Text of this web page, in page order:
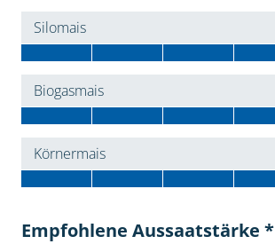
Silomais
Biogasmais
Körnermais
Empfohlene Aussaatstärke *